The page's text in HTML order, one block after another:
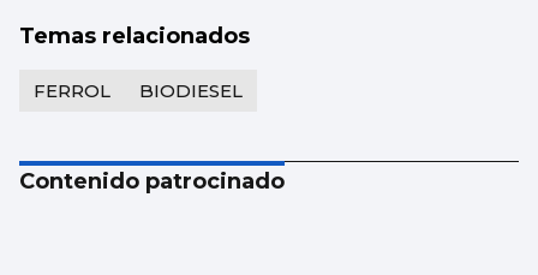
Temas relacionados
FERROL BIODIESEL
Contenido patrocinado